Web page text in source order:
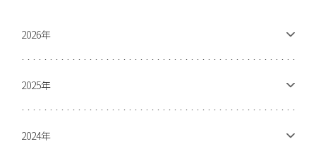
2026年
2025年
2024年